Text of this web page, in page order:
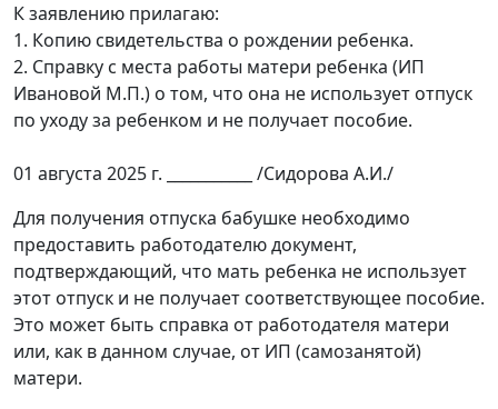
К заявлению прилагаю:
1. Копию свидетельства о рождении ребенка.
2. Справку с места работы матери ребенка (ИП
Ивановой М.П.) о том, что она не использует отпуск
по уходу за ребенком и не получает пособие.
01 августа 2025 г. ___________ /Сидорова А.И./
Для получения отпуска бабушке необходимо
предоставить работодателю документ,
подтверждающий, что мать ребенка не использует
этот отпуск и не получает соответствующее пособие.
Это может быть справка от работодателя матери
или, как в данном случае, от ИП (самозанятой)
матери.